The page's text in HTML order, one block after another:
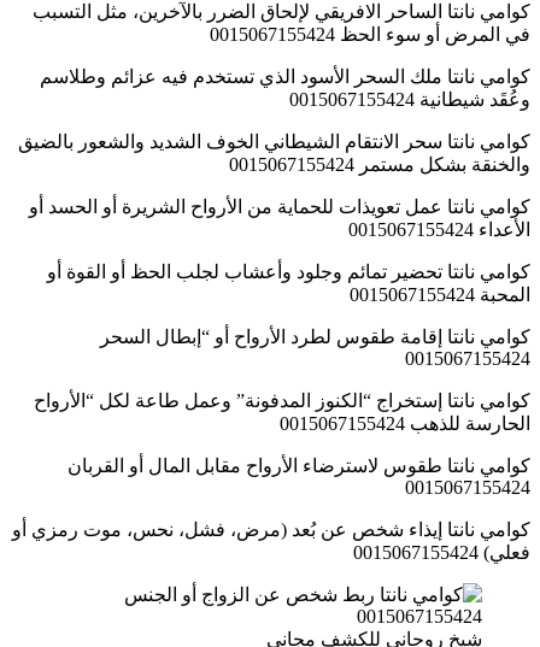
كوامي نانتا الساحر الافريقي لإلحاق الضرر بالآخرين، مثل التسبب
في المرض أو سوء الحظ 0015067155424
كوامي نانتا ملك السحر الأسود الذي تستخدم فيه عزائم وطلاسم
وعُقَد شيطانية 0015067155424
كوامي نانتا سحر الانتقام الشيطاني الخوف الشديد والشعور بالضيق
والخنقة بشكل مستمر 0015067155424
كوامي نانتا عمل تعويذات للحماية من الأرواح الشريرة أو الحسد أو
الأعداء 0015067155424
كوامي نانتا تحضير تمائم وجلود وأعشاب لجلب الحظ أو القوة أو
المحبة 0015067155424
كوامي نانتا إقامة طقوس لطرد الأرواح أو “إبطال السحر
0015067155424
كوامي نانتا إستخراج “الكنوز المدفونة” وعمل طاعة لكل “الأرواح
الحارسة للذهب 0015067155424
كوامي نانتا طقوس لاسترضاء الأرواح مقابل المال أو القربان
0015067155424
كوامي نانتا إيذاء شخص عن بُعد (مرض، فشل، نحس، موت رمزي أو
فعلي) 0015067155424
شيخ روحاني للكشف مجاني